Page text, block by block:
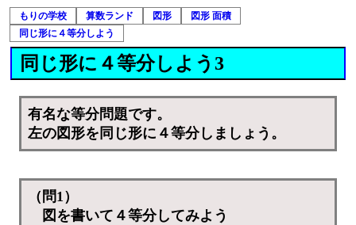
もりの学校 算数ランド 図形
図形 面積
同じ形に４等分しよう
同じ形に４等分しよう3
有名な等分問題です。
左の図形を同じ形に４等分しましょう。
（問1）
図を書いて４等分してみよう